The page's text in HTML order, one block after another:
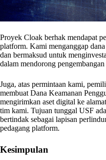
Proyek Cloak berhak mendapat
platform. Kami menganggap
dan bermaksud untuk
dalam mendorong
Juga, atas permintaan kami,
membuat Dana Keamanan
mengirimkan aset digital ke
tim kami. Tujuan tunggal USF
bertindak sebagai lapisan
pedagang platform.
Kesimpulan